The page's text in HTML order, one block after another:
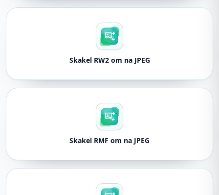
Skakel RW2 om na JPEG
Skakel RMF om na JPEG